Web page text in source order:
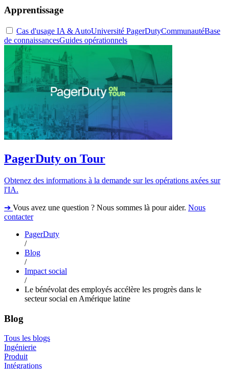
Apprentissage
Cas d'usage IA & AutoUniversité PagerDutyCommunautéBase
de connaissancesGuides opérationnels
PagerDuty on Tour
Obtenez des informations à la demande sur les opérations axées sur
l'IA.
➔ Vous avez une question ? Nous sommes là pour aider. Nous
contacter
PagerDuty
/
Blog
/
Impact social
/
Le bénévolat des employés accélère les progrès dans le
secteur social en Amérique latine
Blog
Tous les blogs
Ingénierie
Produit
Intégrations